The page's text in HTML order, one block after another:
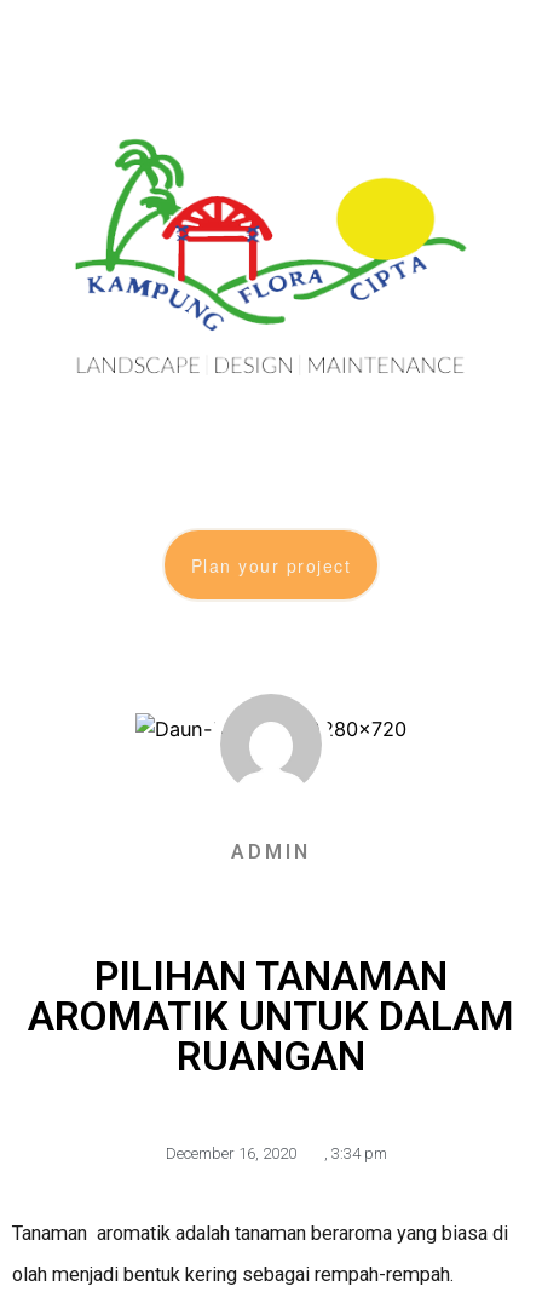
Plan your project
ADMIN
PILIHAN TANAMAN
AROMATIK UNTUK DALAM
RUANGAN
December 16, 2020 3:34 pm
Tanaman aromatik adalah tanaman beraroma yang biasa di
olah menjadi bentuk kering sebagai rempah-rempah.